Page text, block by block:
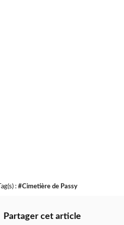
Tag(s) : #Cimetière de Passy
Partager cet article